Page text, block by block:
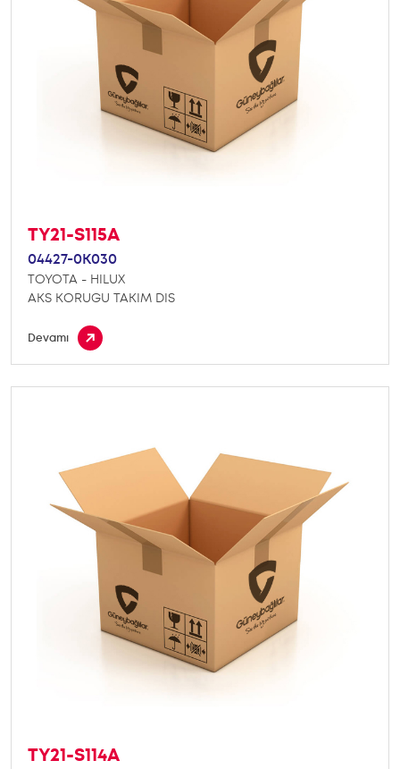
TY21-S115A
04427-0K030
TOYOTA - HILUX
AKS KORUGU TAKIM DIS
Devamı
TY21-S114A